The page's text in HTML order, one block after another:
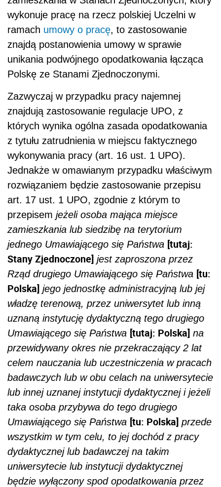
wykonuje pracę na rzecz polskiej Uczelni w
ramach umowy o pracę, to zastosowanie
znajdą postanowienia umowy w sprawie
unikania podwójnego opodatkowania łącząca
Polskę ze Stanami Zjednoczonymi.
Zazwyczaj w przypadku pracy najemnej
znajdują zastosowanie regulacje UPO, z
których wynika ogólna zasada opodatkowania
z tytułu zatrudnienia w miejscu faktycznego
wykonywania pracy (art. 16 ust. 1 UPO).
Jednakże w omawianym przypadku właściwym
rozwiązaniem będzie zastosowanie przepisu
art. 17 ust. 1 UPO, zgodnie z którym to
przepisem jeżeli osoba mająca miejsce
zamieszkania lub siedzibę na terytorium
jednego Umawiającego się Państwa [tutaj:
Stany Zjednoczone] jest zaproszona przez
Rząd drugiego Umawiającego się Państwa [tu:
Polska] jego jednostkę administracyjną lub jej
władzę terenową, przez uniwersytet lub inną
uznaną instytucję dydaktyczną tego drugiego
Umawiającego się Państwa [tutaj: Polska] na
przewidywany okres nie przekraczający 2 lat
celem nauczania lub uczestniczenia w pracach
badawczych lub w obu celach na uniwersytecie
lub innej uznanej instytucji dydaktycznej i jeżeli
taka osoba przybywa do tego drugiego
Umawiającego się Państwa [tu: Polska] przede
wszystkim w tym celu, to jej dochód z pracy
dydaktycznej lub badawczej na takim
uniwersytecie lub instytucji dydaktycznej
będzie wyłączony spod opodatkowania przez